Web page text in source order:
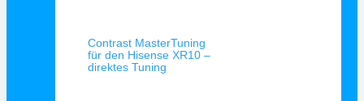
Contrast MasterTuning
für den Hisense XR10 –
direktes Tuning